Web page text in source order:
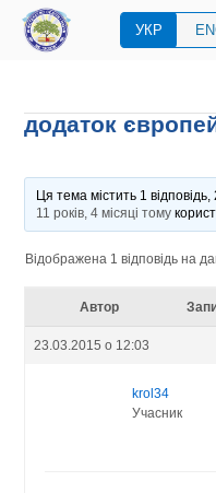
УКР
додаток
Ця тема містить 1
11 років, 4 місяці тому
Відображена 1 відповідь на
Автор
23.03.2015 о 12:03
krol34
Учасник